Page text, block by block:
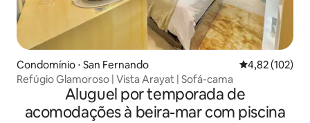
Condomínio ⋅ San Fernando 4,82 de uma
4,82 (102)
Refúgio Glamoroso | Vista Arayat | Sofá-cama
Aluguel por temporada de
acomodações à beira-mar com piscina